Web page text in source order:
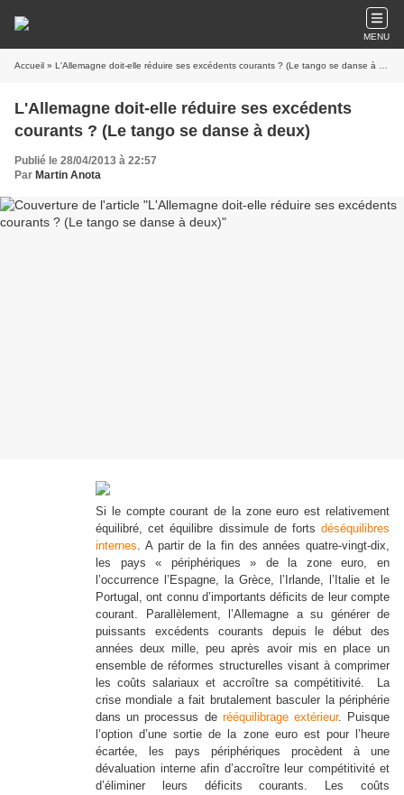
MENU
Accueil » L'Allemagne doit-elle réduire ses excédents courants ? (Le tango se danse à deux)
L'Allemagne doit-elle réduire ses excédents
courants ? (Le tango se danse à deux)
Publié le 28/04/2013 à 22:57
Par Martin Anota
Si le compte courant de la zone euro est relativement
équilibré, cet équilibre dissimule de forts déséquilibres
internes. A partir de la fin des années quatre-vingt-dix,
les pays « périphériques » de la zone euro, en
l’occurrence l’Espagne, la Grèce, l’Irlande, l’Italie et le
Portugal, ont connu d’importantsdéficits de leur compte
courant. Parallèlement, l’Allemagne a su générer de
puissants excédents courants depuis le début des
années deux mille, peu après avoir mis en place un
ensemble de réformes structurelles visant à comprimer
les coûts salariaux et accroître sa compétitivité. La
crise mondiale a fait brutalement basculer la périphérie
dans un processus de rééquilibrage extérieur. Puisque
l’option d’une sortie de la zone euro est pour l’heure
écartée, les pays périphériques procèdent à une
dévaluation interne afin d’accroître leur compétitivité et
d’éliminer leurs déficits courants. Les coûts